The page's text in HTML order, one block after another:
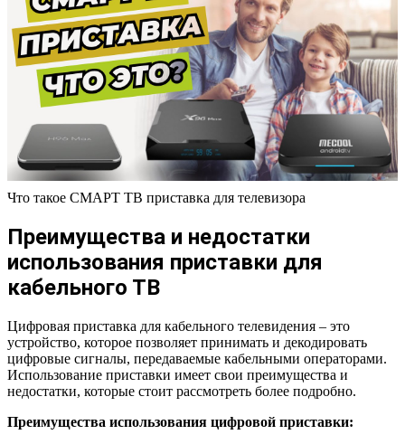
Что такое СМАРТ ТВ приставка для телевизора
Преимущества и недостатки
использования приставки для
кабельного ТВ
Цифровая приставка для кабельного телевидения – это
устройство, которое позволяет принимать и декодировать
цифровые сигналы, передаваемые кабельными операторами.
Использование приставки имеет свои преимущества и
недостатки, которые стоит рассмотреть более подробно.
Преимущества использования цифровой приставки: